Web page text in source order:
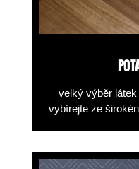
velký výběr látek
vybírejte ze